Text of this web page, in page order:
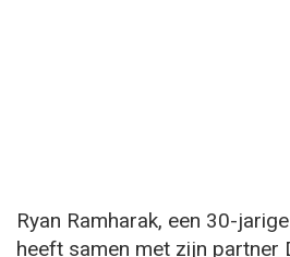
Ryan Ramharak, een 30-
heeft samen met zijn partner